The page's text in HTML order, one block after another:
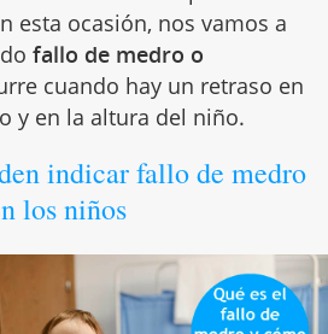
esta ocasión, nos vamos a
fallo de medro o
cuando hay un retraso en
y en la altura del niño.
indicar fallo de medro
los niños